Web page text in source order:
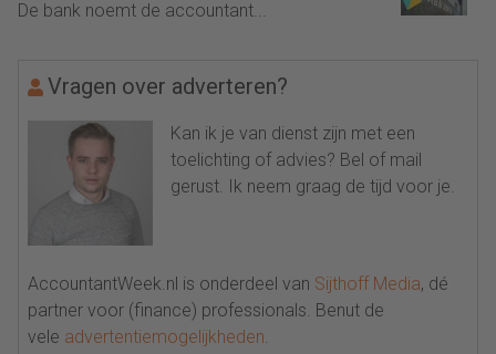
De bank noemt de accountant...
Vragen over adverteren?
Kan ik je van dienst zijn met een
toelichting of advies? Bel of mail
gerust. Ik neem graag de tijd voor je.
AccountantWeek.nl is onderdeel van Sijthoff Media, dé
partner voor (finance) professionals. Benut de
vele advertentiemogelijkheden.